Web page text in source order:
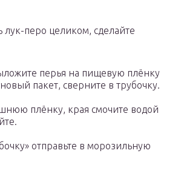
лук-перо целиком, сделайте
перья на пищевую плёнку
пакет, сверните в трубочку.
плёнку, края смочите водой
отправьте в морозильную